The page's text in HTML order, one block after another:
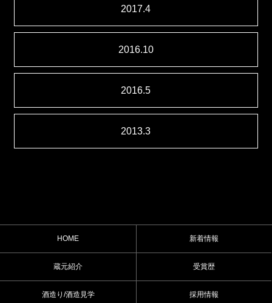
2017.4
2016.10
2016.5
2013.3
HOME
蔵元紹介
酒造り/酒造見学
新着情報
受賞歴
採用情報